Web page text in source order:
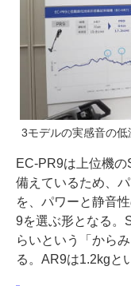
3モデルの実感音の低
EC-PR9は上位機
備えているため、
を、パワーと静音
9を選ぶ形となる。
らいという「から
る。AR9は1.2kgと